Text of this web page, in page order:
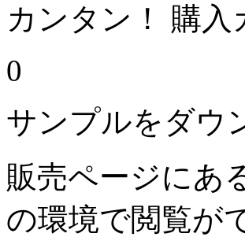
カンタン！ 購入
0
サンプルをダウ
販売ページにあ
の環境で閲覧が